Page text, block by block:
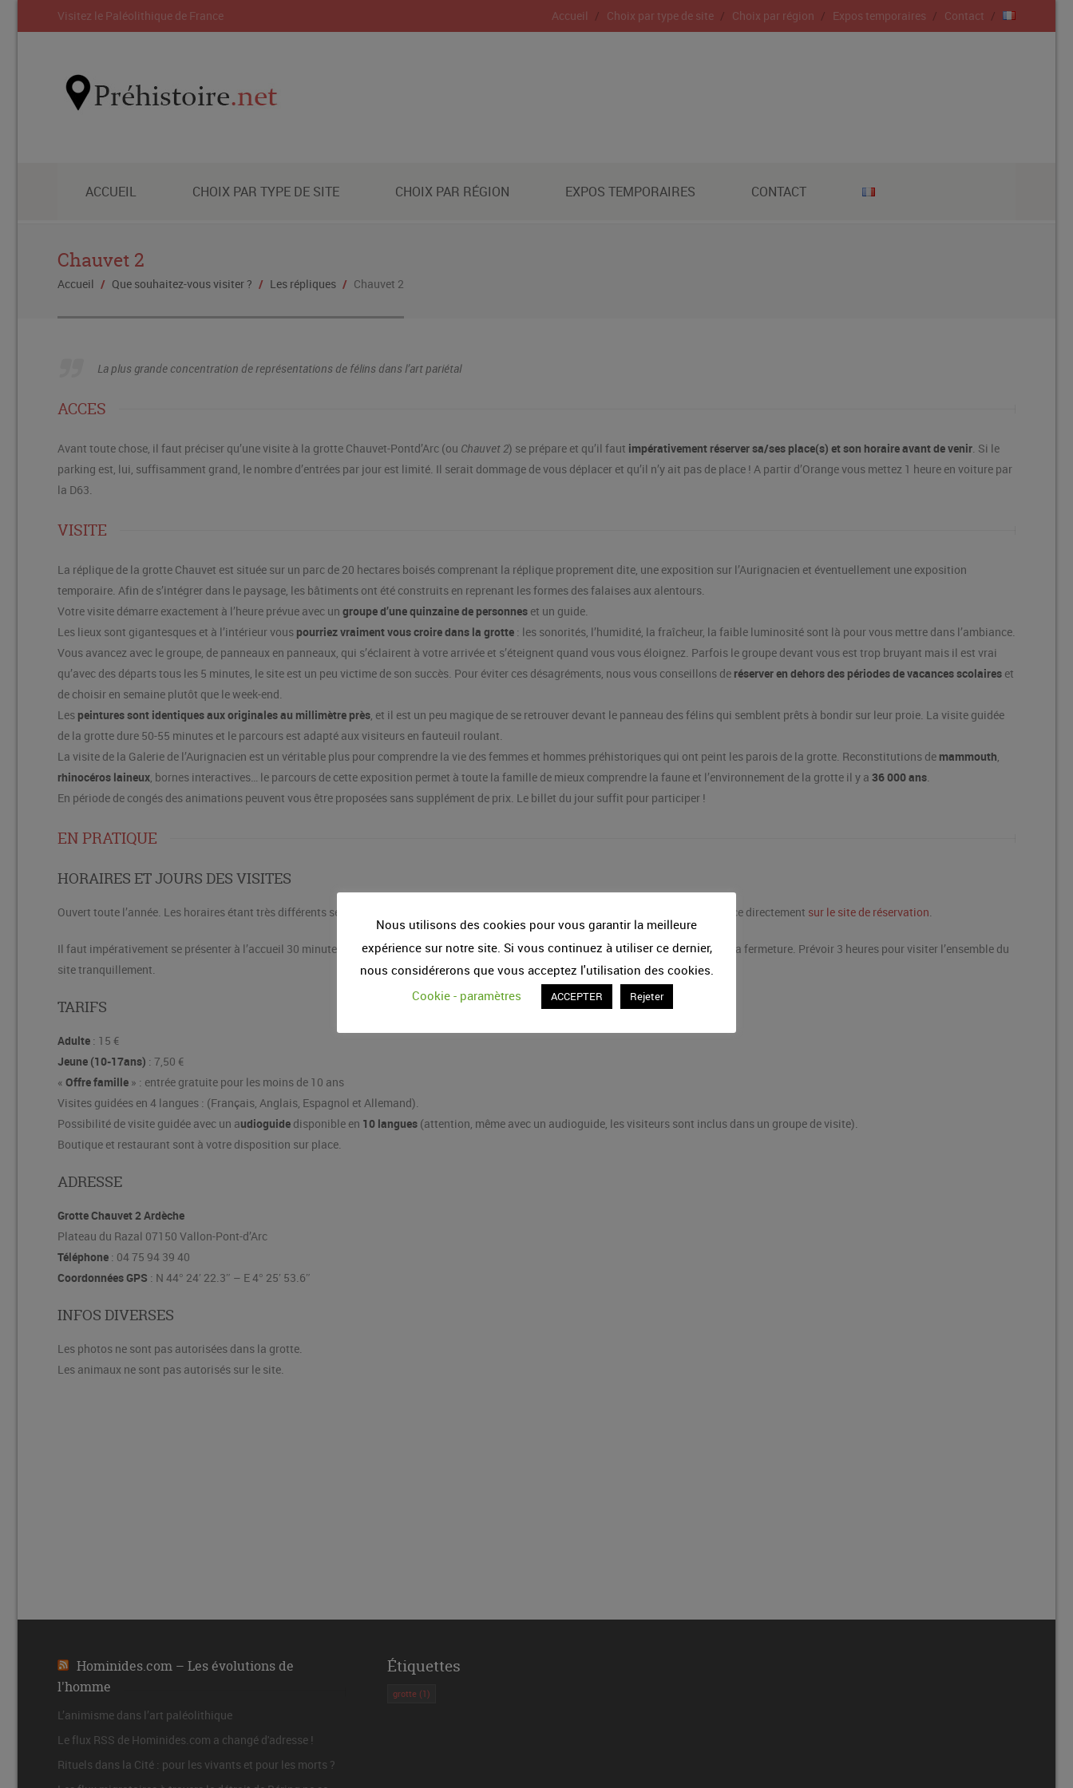
Visitez le Paléolithique de France Accueil Choix par type de site Choix par région Expos temporaires Contact
ACCUEIL CHOIX PAR TYPE DE SITE CHOIX PAR RÉGION EXPOS TEMPORAIRES CONTACT
Chauvet 2
Accueil / Que souhaitez-vous visiter ? / Les répliques / Chauvet 2
La plus grande concentration de représentations de félins dans l’art pariétal
ACCES
Avant toute chose, il faut préciser qu’une visite à la grotte Chauvet-Pontd’Arc (ou Chauvet 2) se prépare et qu’il faut impérativement réserver sa/ses place(s) et son horaire avant de venir. Si le
parking est, lui, suffisamment grand, le nombre d’entrées par jour est limité. Il serait dommage de vous déplacer et qu’il n’y ait pas de place ! A partir d’Orange vous mettez 1 heure en voiture par
la D63.
VISITE
La réplique de la grotte Chauvet est située sur un parc de 20 hectares boisés comprenant la réplique proprement dite, une exposition sur l’Aurignacien et éventuellement une exposition
temporaire. Afin de s’intégrer dans le paysage, les bâtiments ont été construits en reprenant les formes des falaises aux alentours.
Votre visite démarre exactement à l’heure prévue avec un groupe d’une quinzaine de personnes et un guide.
Les lieux sont gigantesques et à l’intérieur vous pourriez vraiment vous croire dans la grotte : les sonorités, l’humidité, la fraîcheur, la faible luminosité sont là pour vous mettre dans l’ambiance.
Vous avancez avec le groupe, de panneaux en panneaux, qui s’éclairent à votre arrivée et s’éteignent quand vous vous éloignez. Parfois le groupe devant vous est trop bruyant mais il est vrai
qu’avec des départs tous les 5 minutes, le site est un peu victime de son succès. Pour éviter ces désagréments, nous vous conseillons de réserver en dehors des périodes de vacances scolaires et
de choisir en semaine plutôt que le week-end.
Les peintures sont identiques aux originales au millimètre près, et il est un peu magique de se retrouver devant le panneau des félins qui semblent prêts à bondir sur leur proie. La visite guidée
de la grotte dure 50-55 minutes et le parcours est adapté aux visiteurs en fauteuil roulant.
La visite de la Galerie de l’Aurignacien est un véritable plus pour comprendre la vie des femmes et hommes préhistoriques qui ont peint les parois de la grotte. Reconstitutions de mammouth,
rhinocéros laineux, bornes interactives… le parcours de cette exposition permet à toute la famille de mieux comprendre la faune et l’environnement de la grotte il y a 36 000 ans.
En période de congés des animations peuvent vous être proposées sans supplément de prix. Le billet du jour suffit pour participer !
EN PRATIQUE
HORAIRES ET JOURS DES VISITES
Ouvert toute l’année. Les horaires étant très différents selon les périodes de l’année, nous vous recommandons d’en prendre connaissance directement sur le site de réservation.
Il faut impérativement se présenter à l’accueil 30 minutes avant l’heure de visite indiquée sur votre billet. Dernière entrée 2 heures avant la fermeture. Prévoir 3 heures pour visiter l’ensemble du
site tranquillement.
TARIFS
Adulte : 15 €
Jeune (10-17ans) : 7,50 €
« Offre famille » : entrée gratuite pour les moins de 10 ans
Visites guidées en 4 langues : (Français, Anglais, Espagnol et Allemand).
Possibilité de visite guidée avec un audioguide disponible en 10 langues (attention, même avec un audioguide, les visiteurs sont inclus dans un groupe de visite).
Boutique et restaurant sont à votre disposition sur place.
ADRESSE
Grotte Chauvet 2 Ardèche
Plateau du Razal 07150 Vallon-Pont-d’Arc
Téléphone : 04 75 94 39 40
Coordonnées GPS : N 44° 24′ 22.3″ – E 4° 25′ 53.6″
INFOS DIVERSES
Les photos ne sont pas autorisées dans la grotte.
Les animaux ne sont pas autorisés sur le site.
Hominides.com – Les évolutions de
l'homme
L’animisme dans l’art paléolithique
Le flux RSS de Hominides.com a changé d'adresse !
Rituels dans la Cité : pour les vivants et pour les morts ?
Étiquettes
grotte (1)
Nous utilisons des cookies pour vous garantir la meilleure
expérience sur notre site. Si vous continuez à utiliser ce dernier,
nous considérerons que vous acceptez l'utilisation des cookies.
Cookie - paramètres
ACCEPTER Rejeter